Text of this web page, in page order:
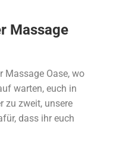
Massage
Massage Oase, wo
warten, euch in
zu zweit, unsere
dass ihr euch